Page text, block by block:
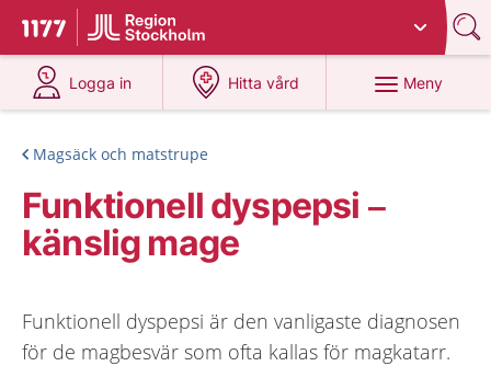
Till startsidan för 1177
Du har valt region
Logga in
på 1177.se
Hitta vård
på 1177.se
Meny
Magsäck och matstrupe
Funktionell dyspepsi –
känslig mage
Funktionell dyspepsi är den vanligaste diagnosen
för de magbesvär som ofta kallas för magkatarr.